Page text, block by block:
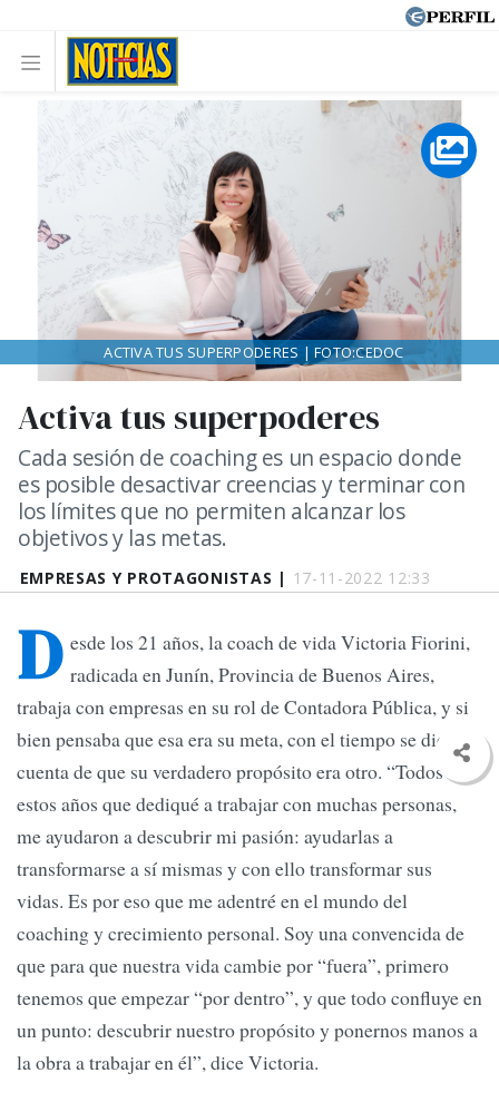
EMPRESAS Y PROTAGONISTAS | 17-11-2022 12:33
Activa tus superpoderes
Cada sesión de coaching es un espacio donde
es posible desactivar creencias y terminar con
los límites que no permiten alcanzar los
objetivos y las metas.
ACTIVA TUS SUPERPODERES | FOTO:CEDOC
D esde los 21 años, la coach de vida Victoria Fiorini,
radicada en Junín, Provincia de Buenos Aires,
trabaja con empresas en su rol de Contadora Pública, y si
bien pensaba que esa era su meta, con el tiempo se dio
cuenta de que su verdadero propósito era otro. “Todos
estos años que dediqué a trabajar con muchas personas,
me ayudaron a descubrir mi pasión: ayudarlas a
transformarse a sí mismas y con ello transformar sus
vidas. Es por eso que me adentré en el mundo del
coaching y crecimiento personal. Soy una convencida de
que para que nuestra vida cambie por “fuera”, primero
tenemos que empezar “por dentro”, y que todo confluye en
un punto: descubrir nuestro propósito y ponernos manos a
la obra a trabajar en él”, dice Victoria.